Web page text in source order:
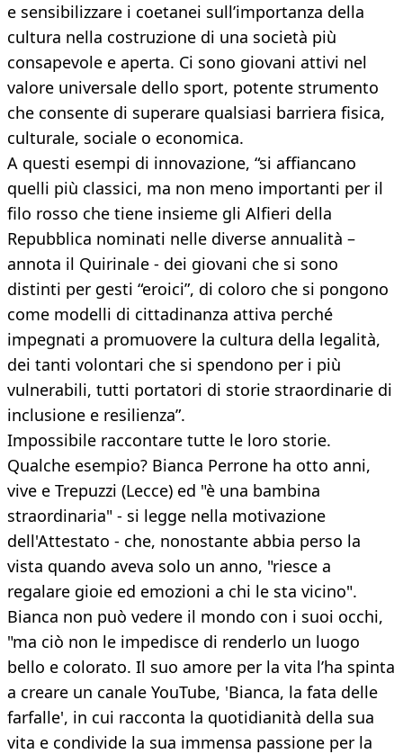
e sensibilizzare i coetanei sull’importanza della
cultura nella costruzione di una società più
consapevole e aperta. Ci sono giovani attivi nel
valore universale dello sport, potente strumento
che consente di superare qualsiasi barriera fisica,
culturale, sociale o economica.
A questi esempi di innovazione, “si affiancano
quelli più classici, ma non meno importanti per il
filo rosso che tiene insieme gli Alfieri della
Repubblica nominati nelle diverse annualità –
annota il Quirinale - dei giovani che si sono
distinti per gesti “eroici”, di coloro che si pongono
come modelli di cittadinanza attiva perché
impegnati a promuovere la cultura della legalità,
dei tanti volontari che si spendono per i più
vulnerabili, tutti portatori di storie straordinarie di
inclusione e resilienza”.
Impossibile raccontare tutte le loro storie.
Qualche esempio? Bianca Perrone ha otto anni,
vive e Trepuzzi (Lecce) ed "è una bambina
straordinaria" - si legge nella motivazione
dell'Attestato - che, nonostante abbia perso la
vista quando aveva solo un anno, "riesce a
regalare gioie ed emozioni a chi le sta vicino".
Bianca non può vedere il mondo con i suoi occhi,
"ma ciò non le impedisce di renderlo un luogo
bello e colorato. Il suo amore per la vita l’ha spinta
a creare un canale YouTube, 'Bianca, la fata delle
farfalle', in cui racconta la quotidianità della sua
vita e condivide la sua immensa passione per la